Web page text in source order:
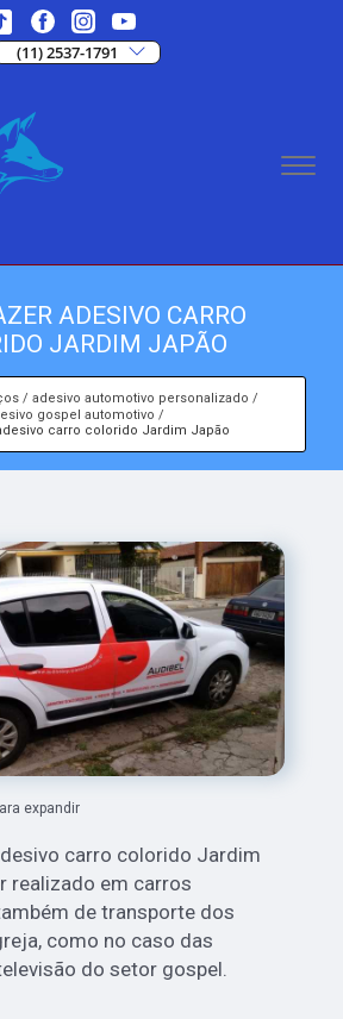
(11) 2537-1791
ADESIVO CARRO
JARDIM JAPÃO
adesivo automotivo personalizado
gospel automotivo
carro colorido Jardim Japão
expandir
carro colorido Jardim
realizado em carros
de transporte dos
como no caso das
do setor gospel.